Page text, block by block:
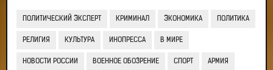
ПОЛИТИЧЕСКИЙ ЭКСПЕРТ КРИМИНАЛ ЭКОНОМИКА ПОЛИТИКА
РЕЛИГИЯ КУЛЬТУРА ИНОПРЕССА В МИРЕ
НОВОСТИ РОССИИ ВОЕННОЕ ОБОЗРЕНИЕ СПОРТ АРМИЯ